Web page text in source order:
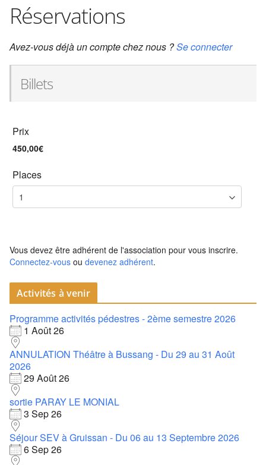
Réservations
Avez-vous déjà un compte chez nous ?Se connecter
Billets
Prix
450,00€
Places
Vous devez être adhérent de l'association pour vous inscrire.
Connectez-vous ou devenez adhérent.
Activités à venir
Programme activités pédestres - 2ème semestre 2026
1 Août 26
ANNULATION Théâtre à Bussang - Du 29 au 31 Août
2026
29 Août 26
sortie PARAY LE MONIAL
3 Sep 26
Séjour SEV à Gruissan - Du 06 au 13 Septembre 2026
6 Sep 26